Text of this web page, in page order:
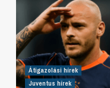
Átigazolási hírek
Juventus hírek